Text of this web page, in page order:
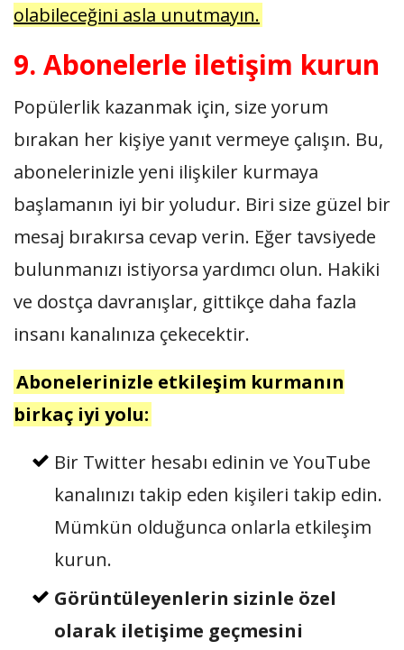
olabileceğini asla unutmayın.
9. Abonelerle iletişim kurun
Popülerlik kazanmak için, size yorum
bırakan her kişiye yanıt vermeye çalışın. Bu,
abonelerinizle yeni ilişkiler kurmaya
başlamanın iyi bir yoludur. Biri size güzel bir
mesaj bırakırsa cevap verin. Eğer tavsiyede
bulunmanızı istiyorsa yardımcı olun. Hakiki
ve dostça davranışlar, gittikçe daha fazla
insanı kanalınıza çekecektir.
Abonelerinizle etkileşim kurmanın
birkaç iyi yolu:
Bir Twitter hesabı edinin ve YouTube
kanalınızı takip eden kişileri takip edin.
Mümkün olduğunca onlarla etkileşim
kurun.
Görüntüleyenlerin sizinle özel
olarak iletişime geçmesini